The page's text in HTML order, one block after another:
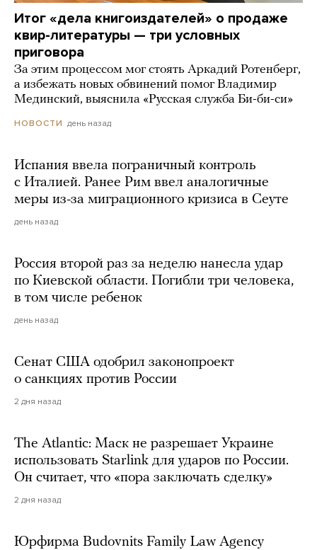
Итог «дела книгоиздателей» о продаже
квир-литературы — три условных
приговора
За этим процессом мог стоять Аркадий Ротенберг,
а избежать новых обвинений помог Владимир
Мединский, выяснила «Русская служба Би-би-си»
НОВОСТИ день назад
Испания ввела пограничный контроль
с Италией. Ранее Рим ввел аналогичные
меры из-за миграционного кризиса в Сеуте
день назад
Россия второй раз за неделю нанесла удар
по Киевской области. Погибли три человека,
в том числе ребенок
день назад
Сенат США одобрил законопроект
о санкциях против России
2 дня назад
The Atlantic: Маск не разрешает Украине
использовать Starlink для ударов по России.
Он считает, что «пора заключать сделку»
2 дня назад
Юрфирма Budovnits Family Law Agency